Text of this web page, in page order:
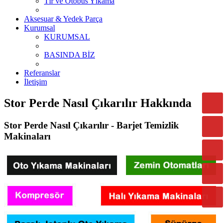
Aksesuar & Yedek Parça
Kurumsal
KURUMSAL
BASINDA BİZ
Referanslar
İletişim
Stor Perde Nasıl Çıkarılır Hakkında
Stor Perde Nasıl Çıkarılır - Barjet Temizlik
Makinaları